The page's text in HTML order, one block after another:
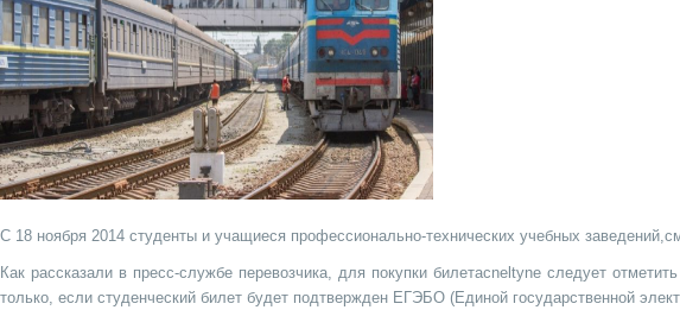
С 18 ноября 2014 студенты и учащиеся профессионально-технических учебных
Как рассказали в пресс-службе перевозчика, для покупки билетаcneltyne следует
только, если студенческий билет будет подтвержден ЕГЭБО (Единой государственной